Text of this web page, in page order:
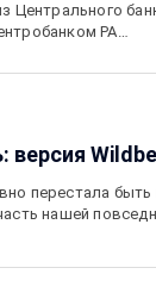
Центрального
РА…
версия
перестала
нашей